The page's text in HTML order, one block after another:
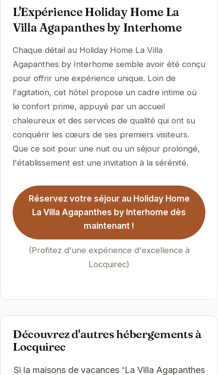
L'Expérience Holiday Home La
Villa Agapanthes by Interhome
Chaque détail au Holiday Home La Villa
Agapanthes by Interhome semble avoir été conçu
pour offrir une expérience unique. Loin de
l'agitation, cet hôtel propose un cadre intime où
le confort prime, appuyé par un accueil
chaleureux et des services de qualité qui ont su
conquérir les cœurs de ses premiers visiteurs.
Que ce soit pour une nuit ou un séjour prolongé,
l'établissement est une invitation à la sérénité.
Réservez votre séjour au Holiday Home
La Villa Agapanthes by Interhome dès
maintenant !
(Profitez d'une expérience d'excellence à
Locquirec)
Découvrez d'autres hébergements à
Locquirec
Si la maisons de vacances 'La Villa Agapanthes